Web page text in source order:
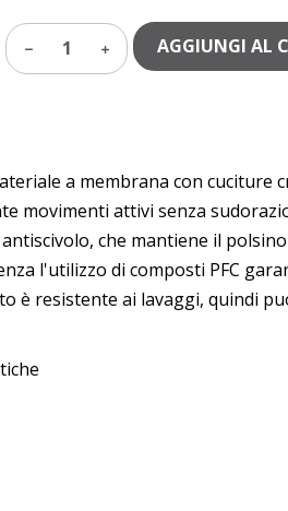
1 AGGIUNGI AL
a membrana con
movimenti attivi senza
che mantiene il
l'utilizzo di composti PFC
è resistente ai lavaggi, quindi